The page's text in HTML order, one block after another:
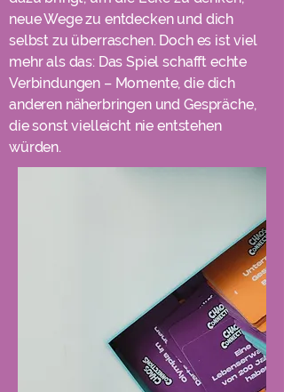
neue Wege zu entdecken und dich
selbst zu überraschen. Doch es ist viel
mehr als das: Das Spiel schafft echte
Verbindungen – Momente, die dich
anderen näherbringen und Gespräche,
die sonst vielleicht nie entstehen
würden.